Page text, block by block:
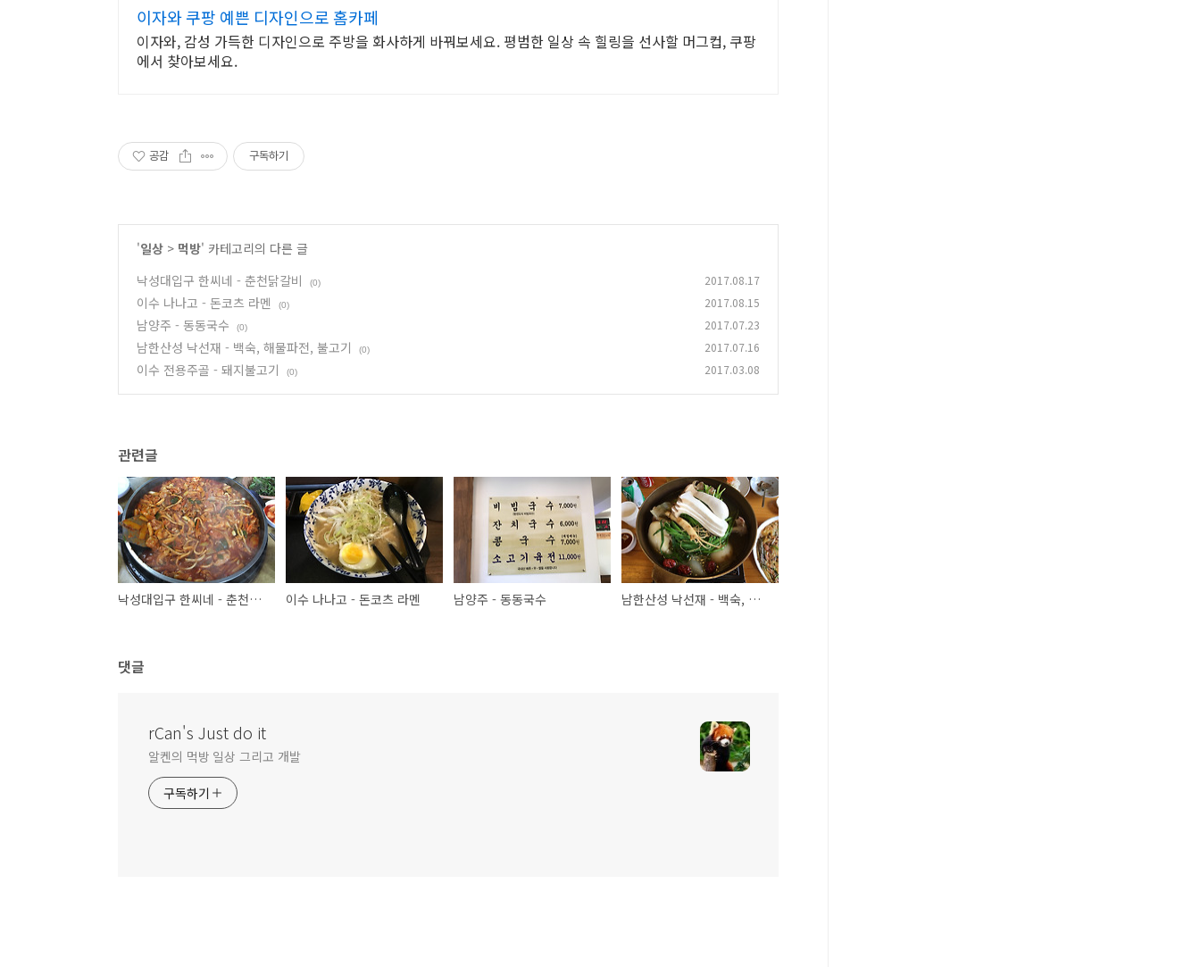
이자와 쿠팡 예쁜 디자인으로 홈카페
이자와, 감성 가득한 디자인으로 주방을 화사하게 바꿔보세요. 평범한 일상 속 힐링을 선사할 머그컵, 쿠팡
에서 찾아보세요.
공감 구독하기
'일상 > 먹방' 카테고리의 다른 글
낙성대입구 한씨네 - 춘천닭갈비
(0) 2017.08.17
이수 나나고 - 돈코츠 라멘 (0) 2017.08.15
남양주 - 동동국수 (0) 2017.07.23
남한산성 낙선재 - 백숙, 해물파전, 불고기 (0) 2017.07.16
이수 전용주골 - 돼지불고기 (0) 2017.03.08
관련글
낙성대입구 한씨네 - 춘천닭갈비 이수 나나고 - 돈코츠 라멘 남양주 - 동동국수 남한산성 낙선재 - 백숙, 해물파전, 불고기
댓글
rCan's Just do it
알켄의 먹방 일상 그리고 개발
구독하기